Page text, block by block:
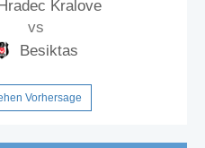
Kralove
vs
Besiktas
Vorhersage